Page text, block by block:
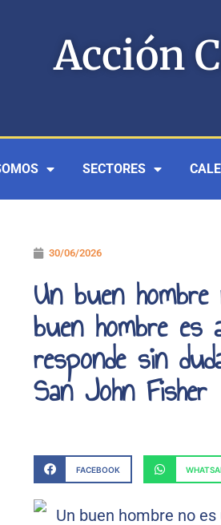
Acción
SECTORES
30/06/2026
Un buen
buen hombre
responde sin
San John Fisher
FACEBOOK